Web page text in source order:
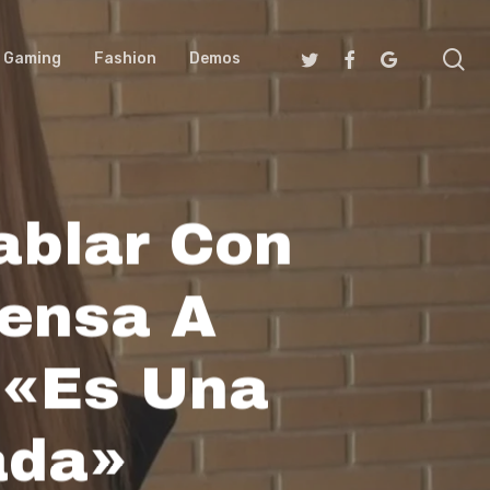
Gaming Fashion Demos TwitterFacebookGoogle-
Con
A
Una